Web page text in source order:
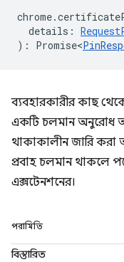
chrome.
details :
) : Promise<
ব্যবহারকারীর কাছ
একটি চলমান অনুরোধ
থাকাকালীন জারি করা
প্রবাহ চলমান থাকলে
এক্সটেনশনের।
পরামিতি
বিস্তারিত